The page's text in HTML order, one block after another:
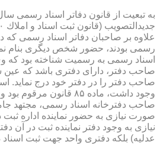
علاوه بر صاحبان دفاتر اسناد رسمی كه
رسمی بودند، حضور شخص دیگری بنام
اسناد رسمی به رسمیت شناخته بود كه
صاحب دفتر، دارای دفتری باشد كه عین
صاحب دفتر را در دفتر خود درج نماید.
وجود داشت، ماده ۸۵ قانون
صاحب دفترخانه اسناد رسمی، مجتهد
صورت نیازی به حضور نماینده اداره ثبت
نیازی به وجود دفتر نماینده ثبت در آن
عدلیه) بلكه دفتری واحد جهت ثبت اسناد